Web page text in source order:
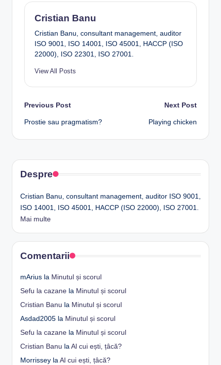
Cristian Banu
Cristian Banu, consultant management, auditor
ISO 9001, ISO 14001, ISO 45001, HACCP (ISO
22000), ISO 22301, ISO 27001.
View All Posts
Post
navigation
Previous Post
Prostie sau pragmatism?
Next Post
Playing chicken
Despre
Cristian Banu, consultant management, auditor ISO 9001,
ISO 14001, ISO 45001, HACCP (ISO 22000), ISO 27001.
Mai multe
Comentarii
mArius la Minutul și scorul
Sefu la cazane la Minutul și scorul
Cristian Banu la Minutul și scorul
Asdad2005 la Minutul și scorul
Sefu la cazane la Minutul și scorul
Cristian Banu la Al cui ești, țâcă?
Morrissey la Al cui ești, țâcă?